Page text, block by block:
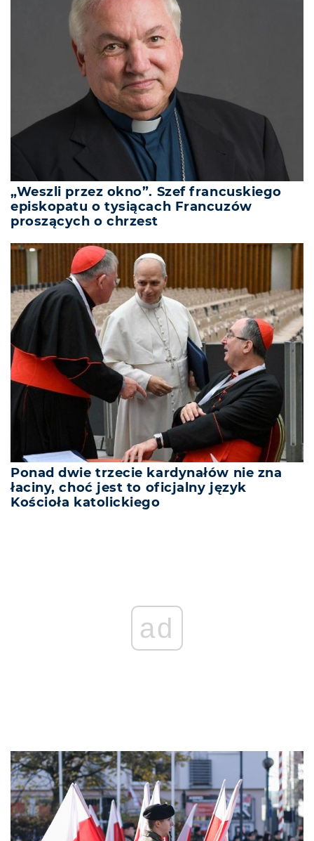
„Weszli przez okno”. Szef francuskiego
episkopatu o tysiącach Francuzów
proszących o chrzest
Ponad dwie trzecie kardynałów nie zna
łaciny, choć jest to oficjalny język
Kościoła katolickiego
ad